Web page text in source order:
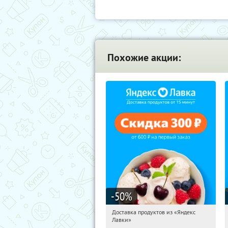
Похожие акции:
-50%
10:07:01 Получили:
Доставка продуктов из «Яндекс
Лавки»